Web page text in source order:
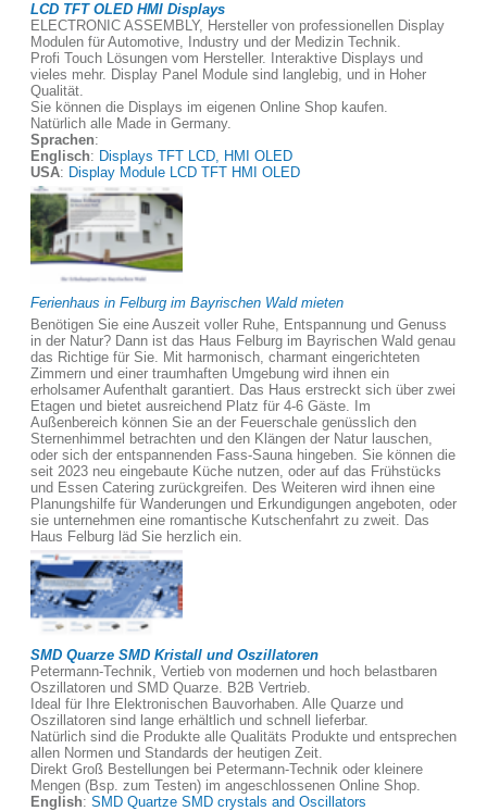
LCD TFT OLED HMI Displays
ELECTRONIC ASSEMBLY, Hersteller von professionellen Display
Modulen für Automotive, Industry und der Medizin Technik.
Profi Touch Lösungen vom Hersteller. Interaktive Displays und
vieles mehr. Display Panel Module sind langlebig, und in Hoher
Qualität.
Sie können die Displays im eigenen Online Shop kaufen.
Natürlich alle Made in Germany.
Sprachen:
Englisch: Displays TFT LCD, HMI OLED
USA: Display Module LCD TFT HMI OLED
Ferienhaus in Felburg im Bayrischen Wald mieten
Benötigen Sie eine Auszeit voller Ruhe, Entspannung und Genuss
in der Natur? Dann ist das Haus Felburg im Bayrischen Wald genau
das Richtige für Sie. Mit harmonisch, charmant eingerichteten
Zimmern und einer traumhaften Umgebung wird ihnen ein
erholsamer Aufenthalt garantiert. Das Haus erstreckt sich über zwei
Etagen und bietet ausreichend Platz für 4-6 Gäste. Im
Außenbereich können Sie an der Feuerschale genüsslich den
Sternenhimmel betrachten und den Klängen der Natur lauschen,
oder sich der entspannenden Fass-Sauna hingeben. Sie können die
seit 2023 neu eingebaute Küche nutzen, oder auf das Frühstücks
und Essen Catering zurückgreifen. Des Weiteren wird ihnen eine
Planungshilfe für Wanderungen und Erkundigungen angeboten, oder
sie unternehmen eine romantische Kutschenfahrt zu zweit. Das
Haus Felburg läd Sie herzlich ein.
SMD Quarze SMD Kristall und Oszillatoren
Petermann-Technik, Vertieb von modernen und hoch belastbaren
Oszillatoren und SMD Quarze. B2B Vertrieb.
Ideal für Ihre Elektronischen Bauvorhaben. Alle Quarze und
Oszillatoren sind lange erhältlich und schnell lieferbar.
Natürlich sind die Produkte alle Qualitäts Produkte und entsprechen
allen Normen und Standards der heutigen Zeit.
Direkt Groß Bestellungen bei Petermann-Technik oder kleinere
Mengen (Bsp. zum Testen) im angeschlossenen Online Shop.
English: SMD Quartze SMD crystals and Oscillators